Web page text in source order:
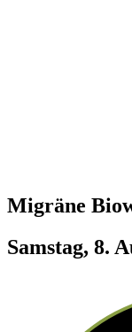
Migräne
Samstag, 8.